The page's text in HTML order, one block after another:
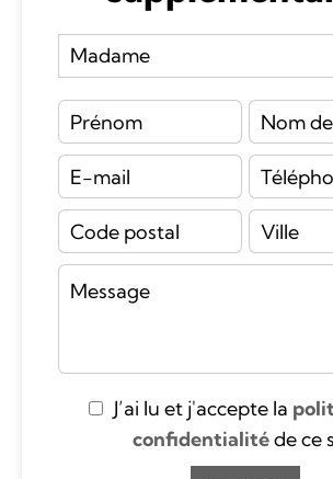
J’ai lu et j'accepte la
confidentialitéde ce